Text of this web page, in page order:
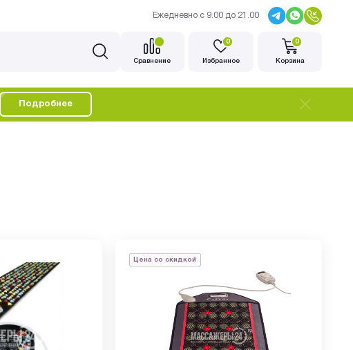
Ежедневно с 9.00 до 21.00
Cравнение
0
Избранное
0
Корзина
Подробнее
Цена со скидкой